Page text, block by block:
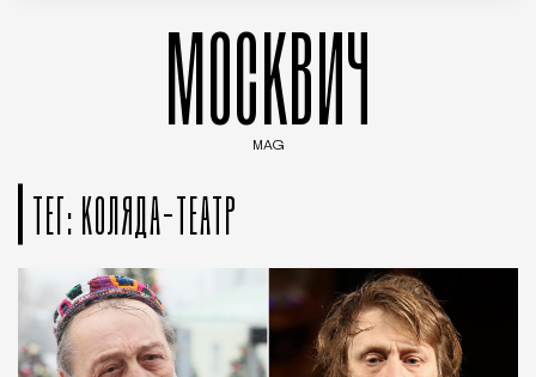
МОСКВИЧ
MAG
ТЕГ: КОЛЯДА-ТЕАТР